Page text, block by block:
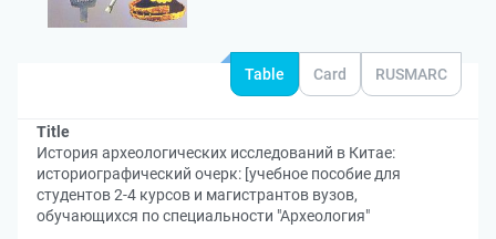
Table Card RUSMARC
Title
История археологических исследований в Китае:
историографический очерк: [учебное пособие для
студентов 2-4 курсов и магистрантов вузов,
обучающихся по специальности "Археология"